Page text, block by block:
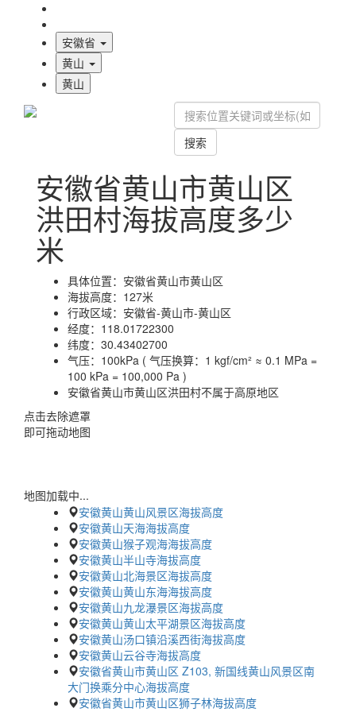
安徽省
黄山
黄山
搜索
安徽省黄山市黄山区
洪田村海拔高度多少
米
具体位置： 安徽省黄山市黄山区
海拔高度： 127米
行政区域： 安徽省-黄山市-黄山区
经度： 118.01722300
纬度： 30.43402700
气压： 100kPa ( 气压换算：1 kgf/cm² ≈ 0.1 MPa =
100 kPa = 100,000 Pa )
安徽省黄山市黄山区洪田村不属于高原地区
点击去除遮罩
即可拖动地图
地图加载中...
安徽黄山黄山风景区海拔高度
安徽黄山天海海拔高度
安徽黄山猴子观海海拔高度
安徽黄山半山寺海拔高度
安徽黄山北海景区海拔高度
安徽黄山黄山东海海拔高度
安徽黄山九龙瀑景区海拔高度
安徽黄山黄山太平湖景区海拔高度
安徽黄山汤口镇沿溪西街海拔高度
安徽黄山云谷寺海拔高度
安徽省黄山市黄山区 Z103, 新国线黄山风景区南
大门换乘分中心海拔高度
安徽省黄山市黄山区狮子林海拔高度